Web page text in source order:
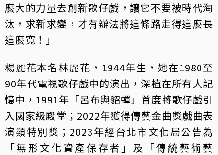
麼大的力量去創新歌仔戲，讓它不要被時代淘
汰，求新求變，才有辦法將這條路走得這麼長
這麼寬！」
楊麗花本名林麗花，1944年生，她在1980至
90年代電視歌仔戲中的演出，深植在所有人記
憶中，1991年「呂布與貂蟬」首度將歌仔戲引
入國家級殿堂；2022年獲得傳藝金曲獎戲曲表
演類特別獎；2023年經台北市文化局公告為
「無形文化資產保存者」及「傳統藝術藝